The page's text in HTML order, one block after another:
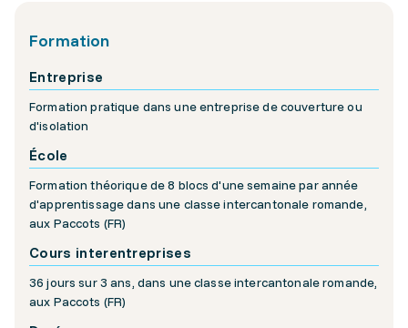
Formation
Entreprise
Formation pratique dans une entreprise de couverture ou
d'isolation
École
Formation théorique de 8 blocs d'une semaine par année
d'apprentissage dans une classe intercantonale romande,
aux Paccots (FR)
Cours interentreprises
36 jours sur 3 ans, dans une classe intercantonale romande,
aux Paccots (FR)